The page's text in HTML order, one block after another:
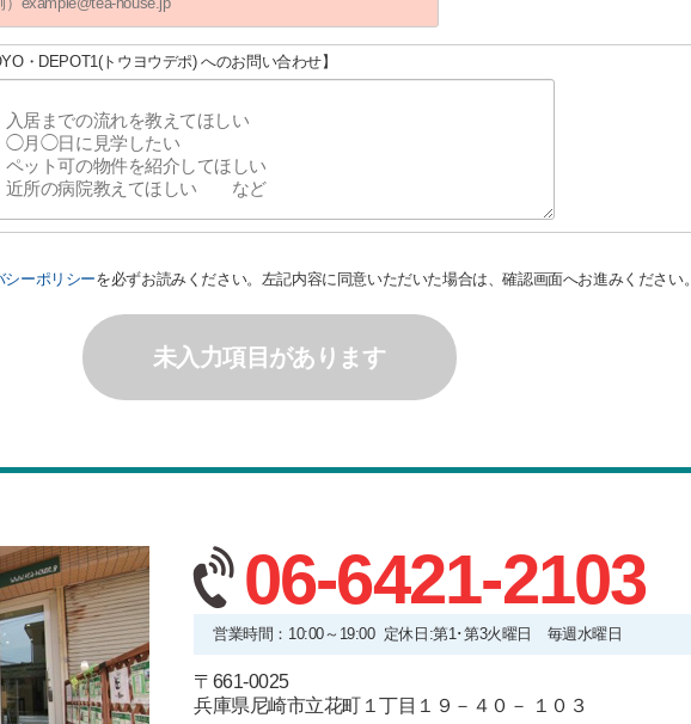
・DEPOT1(トウヨウデポ) へのお問い合わせ】
シーポリシーを必ずお読みください。左記内容に同意いただいた場合は、確認画面へお進みください。
未入力項目があります
06-6421-2103
営業時間：10:00～19:00 定休日:第1･第3火曜日 毎週水曜日
〒661-0025
兵庫県尼崎市立花町１丁目１９－４０－ １０３